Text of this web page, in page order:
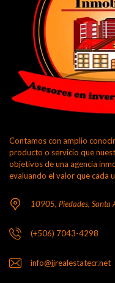
Contamos con amplio
producto o servicio que
objetivos de una agencia
evaluando el valor que cada
10905, Piedades, Santa
(+506) 7043-4298
info@jjrealestatecr.net